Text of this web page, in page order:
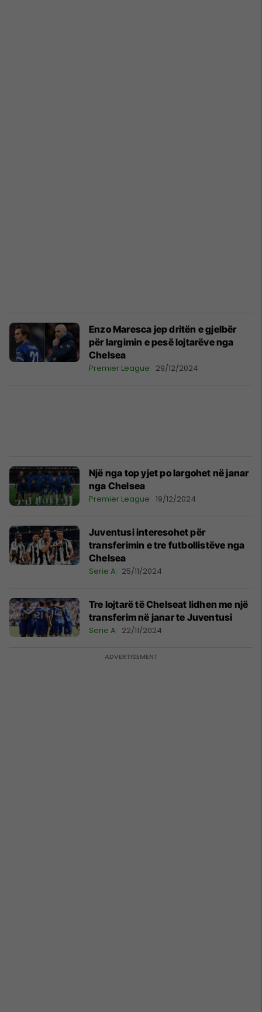
Enzo Maresca jep dritën e gjelbër
për largimin e pesë lojtarëve nga
Chelsea
Premier League 29/12/2024
Një nga top yjet po largohet në janar
nga Chelsea
Premier League 19/12/2024
Juventusi interesohet për
transferimin e tre futbollistëve nga
Chelsea
Serie A 25/11/2024
Tre lojtarë të Chelseat lidhen me një
transferim në janar te Juventusi
Serie A 22/11/2024